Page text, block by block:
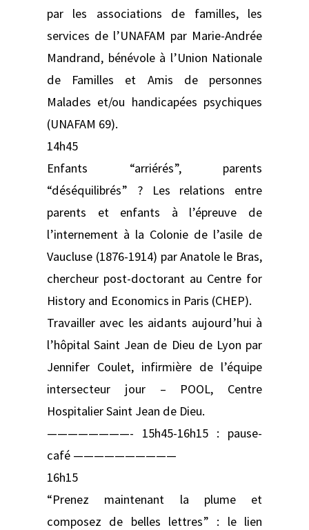
par les associations de familles, les
services de l’UNAFAM par Marie-Andrée
Mandrand, bénévole à l’Union Nationale
de Familles et Amis de personnes
Malades et/ou handicapées psychiques
(UNAFAM 69).
14h45
Enfants “arriérés”, parents
“déséquilibrés” ? Les relations entre
parents et enfants à l’épreuve de
l’internement à la Colonie de l’asile de
Vaucluse (1876-1914) par Anatole le Bras,
chercheur post-doctorant au Centre for
History and Economics in Paris (CHEP).
Travailler avec les aidants aujourd’hui à
l’hôpital Saint Jean de Dieu de Lyon par
Jennifer Coulet, infirmière de l’équipe
intersecteur jour – POOL, Centre
Hospitalier Saint Jean de Dieu.
————————- 15h45-16h15 : pause-
café ——————————
16h15
“Prenez maintenant la plume et
composez de belles lettres” : le lien